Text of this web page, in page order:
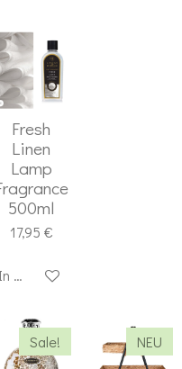
Fresh
Linen
Lamp
500ml
17,95 €
In den Warenkorb
Sale! NEU